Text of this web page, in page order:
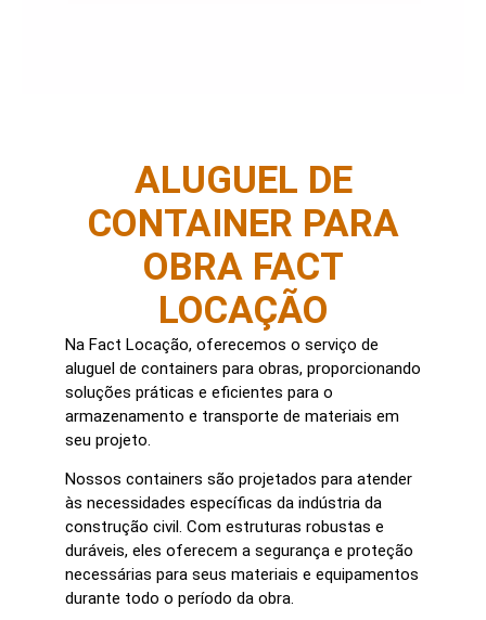
ALUGUEL DE
CONTAINER PARA
OBRA FACT
LOCAÇÃO
Na Fact Locação, oferecemos o serviço de
aluguel de containers para obras, proporcionando
soluções práticas e eficientes para o
armazenamento e transporte de materiais em
seu projeto.
Nossos containers são projetados para atender
às necessidades específicas da indústria da
construção civil. Com estruturas robustas e
duráveis, eles oferecem a segurança e proteção
necessárias para seus materiais e equipamentos
durante todo o período da obra.